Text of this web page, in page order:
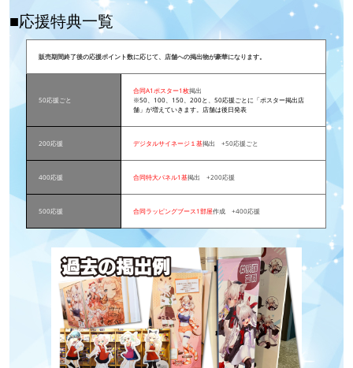
■応援特典一覧
販売期間終了後の応援ポイント数に応じて、店舗への掲出物が豪華になります。
50応援ごと
合同A1ポスター1枚掲出
※50、100、150、200と、50応援ごとに「ポスター掲出店
舗」が増えていきます。店舗は後日発表
200応援 デジタルサイネージ１基掲出 +50応援ごと
400応援 合同特大パネル1基掲出 +200応援
500応援 合同ラッピングブース1部屋作成 +400応援